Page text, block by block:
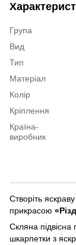
Група
Вид
Тип
Матеріал
Колір
Кріплення
Країна-
виробник
Створіть
прикрасою
Скляна підвісна
шкарпетки з